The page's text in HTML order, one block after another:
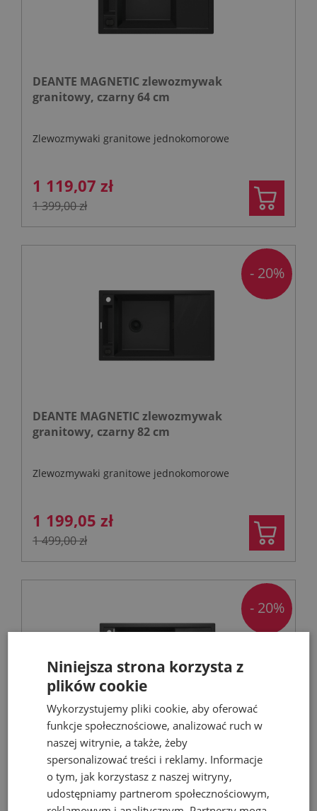
DEANTE MAGNETIC zlewozmywak
granitowy, czarny 64 cm
Zlewozmywaki granitowe jednokomorowe
1 119,07 zł
1 399,00 zł
DEANTE MAGNETIC zlewozmywak
granitowy, czarny 82 cm
Zlewozmywaki granitowe jednokomorowe
1 199,05 zł
1 499,00 zł
- 20%
DEANTE MAGNETIC zlewozmywak
granitowy, grafit 82 cm
Zlewozmywaki granitowe jednokomorowe
- 20%
Niniejsza strona korzysta z
plików cookie
Wykorzystujemy pliki cookie, aby oferować
funkcje społecznościowe, analizować ruch w
naszej witrynie, a także, żeby
spersonalizować treści i reklamy. Informacje
o tym, jak korzystasz z naszej witryny,
udostępniamy partnerom społecznościowym,